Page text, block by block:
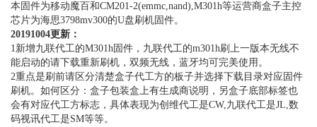
本固件为移动魔百和CM201-2(emmc,nand),M301h等运营商盒子主控
芯片为海思3798mv300的U盘刷机固件。
20191004更新：
1新增九联代工的M301h固件，九联代工的m301h刷上一版本无线不
能启动的请下载重新刷机，双频无线，蓝牙均可完美使用。
2重点是刷前请区分清楚盒子代工方的板子并选择下载目录对应固件
刷机。如何区分：盒子包装盒上有生成商说明，另盒子底部标签也
会有对应代工方标志，具体表现为创维代工是CW,九联代工是JL,数
码视讯代工是SM等等。